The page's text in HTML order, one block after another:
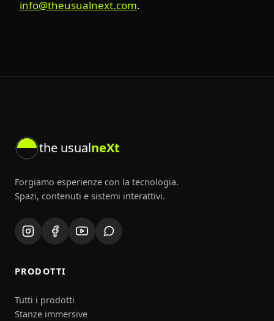
info@theusualnext.com.
the usualneXt
Forgiamo esperienze con la tecnologia.
Spazi, contenuti e sistemi interattivi.
PRODOTTI
Tutti i prodotti
Stanze immersive